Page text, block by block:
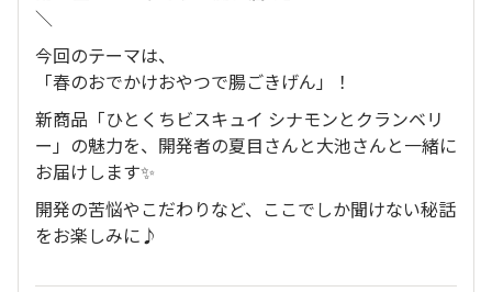
＼
今回のテーマは、
「春のおでかけおやつで腸ごきげん」！
新商品「ひとくちビスキュイ シナモンとクランベリ
ー」の魅力を、開発者の夏目さんと大池さんと一緒に
お届けします✨
開発の苦悩やこだわりなど、ここでしか聞けない秘話
をお楽しみに♪